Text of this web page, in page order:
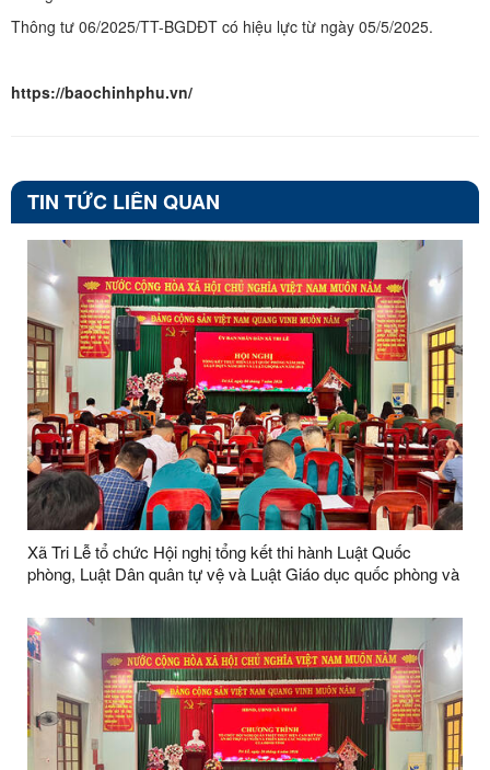
Thông tư 06/2025/TT-BGDĐT có hiệu lực từ ngày 05/5/2025.
https://baochinhphu.vn/
TIN TỨC LIÊN QUAN
Xã Tri Lễ tổ chức Hội nghị tổng kết thi hành Luật Quốc
phòng, Luật Dân quân tự vệ và Luật Giáo dục quốc phòng và